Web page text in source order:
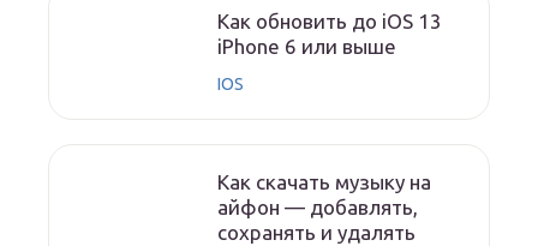
Как обновить до iOS 13
iPhone 6 или выше
IOS
Как скачать музыку на
айфон — добавлять,
сохранять и удалять